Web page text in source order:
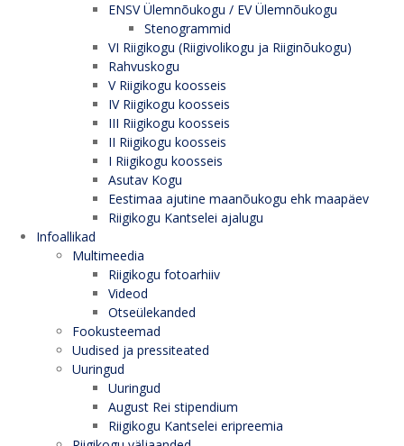
ENSV Ülemnõukogu / EV Ülemnõukogu
Stenogrammid
VI Riigikogu (Riigivolikogu ja Riiginõukogu)
Rahvuskogu
V Riigikogu koosseis
IV Riigikogu koosseis
III Riigikogu koosseis
II Riigikogu koosseis
I Riigikogu koosseis
Asutav Kogu
Eestimaa ajutine maanõukogu ehk maapäev
Riigikogu Kantselei ajalugu
Infoallikad
Multimeedia
Riigikogu fotoarhiiv
Videod
Otseülekanded
Fookusteemad
Uudised ja pressiteated
Uuringud
Uuringud
August Rei stipendium
Riigikogu Kantselei eripreemia